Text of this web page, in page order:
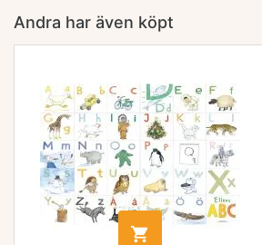
Andra har även köpt
